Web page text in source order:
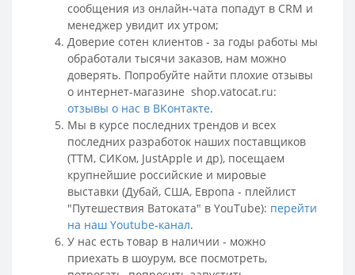
сообщения из онлайн-чата попадут в CRM и
менеджер увидит их утром;
Доверие сотен клиентов - за годы работы мы
обработали тысячи заказов, нам можно
доверять. Попробуйте найти плохие отзывы
о интернет-магазине shop.vatocat.ru:
отзывы о нас в ВКонтакте.
Мы в курсе последних трендов и всех
последних разработок наших поставщиков
(ТТМ, СИКом, JustApple и др), посещаем
крупнейшие российские и мировые
выставки (Дубай, США, Европа - плейлист
"Путешествия Ватоката" в YouTube): перейти
на наш Youtube-канал.
У нас есть товар в наличии - можно
приехать в шоурум, все посмотреть,